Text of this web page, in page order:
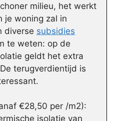
milieu, het werkt
je woning zal in
diverse subsidies
te weten: op de
geldt het extra
terugverdientijd is
€28,50 per /m2):
isolatie van